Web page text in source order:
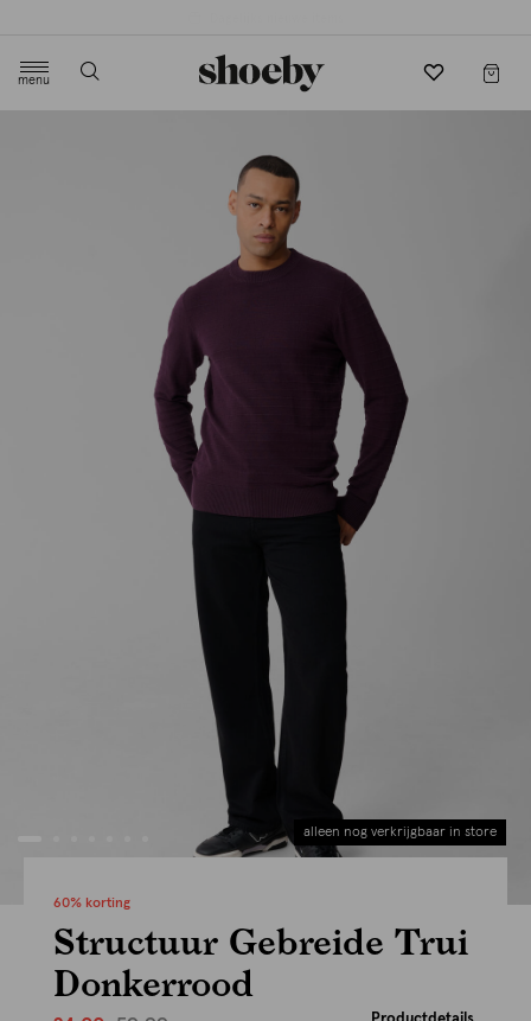
menu
alleen nog verkrijgbaar in store
60% korting
Structuur Gebreide Trui
Donkerrood